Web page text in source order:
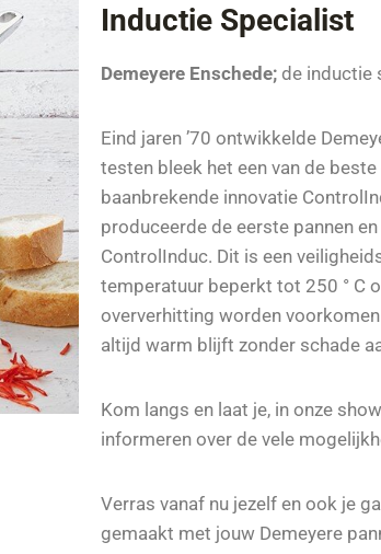
Inductie Specialist
Demeyere Enschede; de inductie
Eind jaren ’70 ontwikkelde
testen bleek het een van de
baanbrekende innovatie
produceerde de eerste pannen
ControlInduc. Dit is een
temperatuur beperkt tot 250 ° C
oververhitting worden
altijd warm blijft zonder schade
Kom langs en laat je, in onze
informeren over de vele
Verras vanaf nu jezelf en ook je
gemaakt met jouw Demeyere